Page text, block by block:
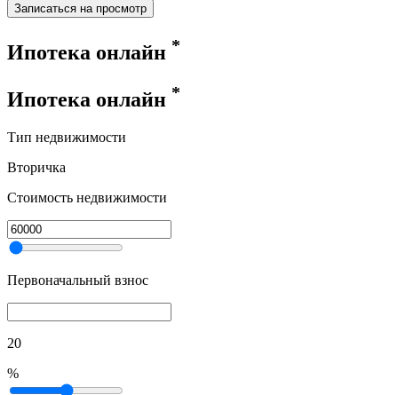
Записаться на просмотр
Ипотека онлайн *
Ипотека онлайн *
Тип недвижимости
Вторичка
Стоимость недвижимости
Первоначальный взнос
20
%